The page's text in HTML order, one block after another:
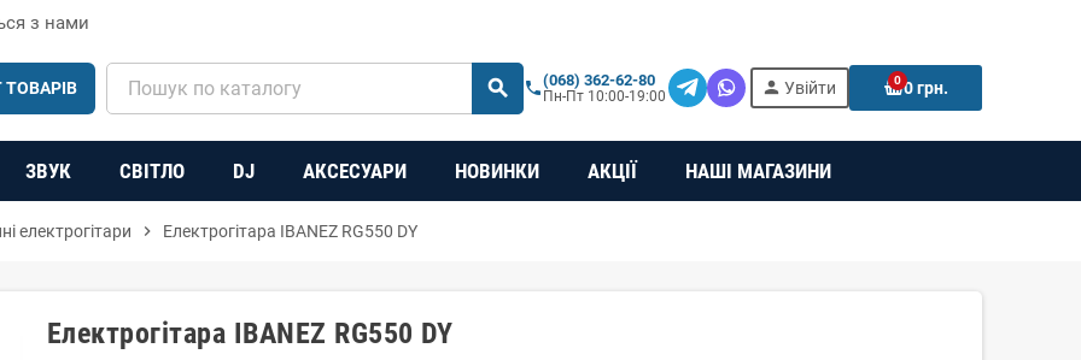
з нами
ТОВАРІВ search person Увійти 00 грн.
phone(068) 362-62-80
Пн-Пт 10:00-19:00
ЗВУК СВІТЛО DJ АКСЕСУАРИ НОВИНКИ АКЦІЇ НАШІ МАГАЗИНИ
електрогітари chevron_right Електрогітара IBANEZ RG550 DY
Електрогітара IBANEZ RG550 DY